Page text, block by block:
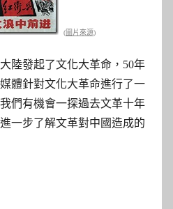
(圖片來源)
陸發起了文化大革命，50年
體針對文化大革命進行了一
們有機會一探過去文革十年
一步了解文革對中國造成的